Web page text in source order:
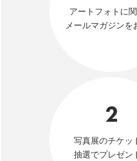
アートフォトに
メールマガジンを
2
写真展のチケッ
抽選でプレゼン